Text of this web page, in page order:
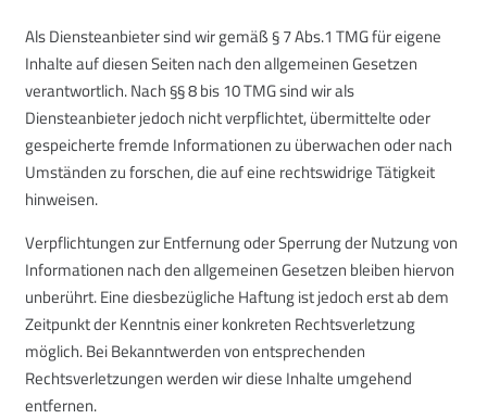
Als Diensteanbieter sind wir gemäß § 7 Abs.1 TMG für eigene
Inhalte auf diesen Seiten nach den allgemeinen Gesetzen
verantwortlich. Nach §§ 8 bis 10 TMG sind wir als
Diensteanbieter jedoch nicht verpflichtet, übermittelte oder
gespeicherte fremde Informationen zu überwachen oder nach
Umständen zu forschen, die auf eine rechtswidrige Tätigkeit
hinweisen.
Verpflichtungen zur Entfernung oder Sperrung der Nutzung von
Informationen nach den allgemeinen Gesetzen bleiben hiervon
unberührt. Eine diesbezügliche Haftung ist jedoch erst ab dem
Zeitpunkt der Kenntnis einer konkreten Rechtsverletzung
möglich. Bei Bekanntwerden von entsprechenden
Rechtsverletzungen werden wir diese Inhalte umgehend
entfernen.